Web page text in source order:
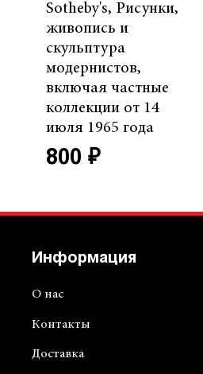
Sotheby's, Рисунки,
живопись и
скульптура
модернистов,
включая частные
коллекции от 14
июля 1965 года
800 ₽
Информация
О нас
Контакты
Доставка